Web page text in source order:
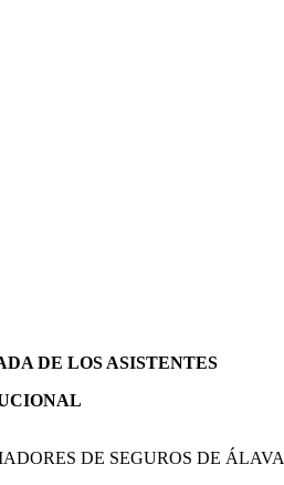
DE LOS ASISTENTES
DE SEGUROS DE ÁLAVA